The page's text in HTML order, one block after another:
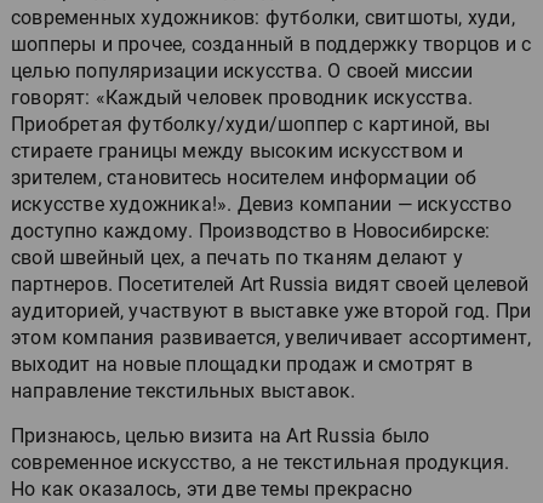
современных художников: футболки, свитшоты, худи,
шопперы и прочее, созданный в поддержку творцов и с
целью популяризации искусства. О своей миссии
говорят: «Каждый человек проводник искусства.
Приобретая футболку/худи/шоппер с картиной, вы
стираете границы между высоким искусством и
зрителем, становитесь носителем информации об
искусстве художника!». Девиз компании — искусство
доступно каждому. Производство в Новосибирске:
свой швейный цех, а печать по тканям делают у
партнеров. Посетителей Art Russia видят своей целевой
аудиторией, участвуют в выставке уже второй год. При
этом компания развивается, увеличивает ассортимент,
выходит на новые площадки продаж и смотрят в
направление текстильных выставок.
Признаюсь, целью визита на Art Russia было
современное искусство, а не текстильная продукция.
Но как оказалось, эти две темы прекрасно